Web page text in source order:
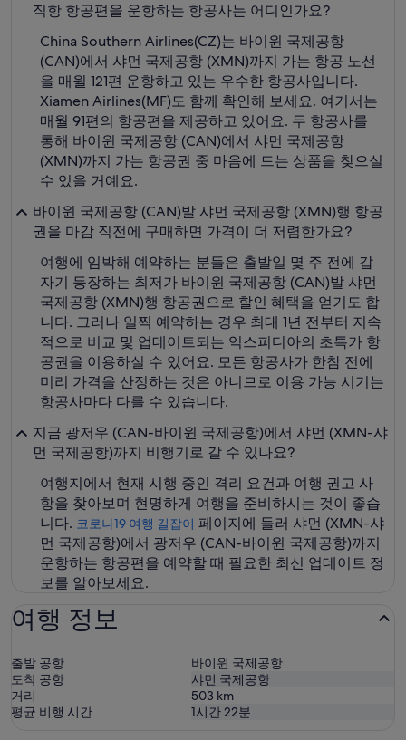
직항 항공편을 운항하는 항공사는 어디인가요?
China Southern Airlines(CZ)는 바이윈 국제공항
(CAN)에서 샤먼 국제공항 (XMN)까지 가는 항공 노선
을 매월 121편 운항하고 있는 우수한 항공사입니다.
Xiamen Airlines(MF)도 함께 확인해 보세요. 여기서는
매월 91편의 항공편을 제공하고 있어요. 두 항공사를
통해 바이윈 국제공항 (CAN)에서 샤먼 국제공항
(XMN)까지 가는 항공권 중 마음에 드는 상품을 찾으실
수 있을 거예요.
바이윈 국제공항 (CAN)발 샤먼 국제공항 (XMN)행 항공
권을 마감 직전에 구매하면 가격이 더 저렴한가요?
여행에 임박해 예약하는 분들은 출발일 몇 주 전에 갑
자기 등장하는 최저가 바이윈 국제공항 (CAN)발 샤먼
국제공항 (XMN)행 항공권으로 할인 혜택을 얻기도 합
니다. 그러나 일찍 예약하는 경우 최대 1년 전부터 지속
적으로 비교 및 업데이트되는 익스피디아의 초특가 항
공권을 이용하실 수 있어요. 모든 항공사가 한참 전에
미리 가격을 산정하는 것은 아니므로 이용 가능 시기는
항공사마다 다를 수 있습니다.
지금 광저우 (CAN-바이윈 국제공항)에서 샤먼 (XMN-샤
먼 국제공항)까지 비행기로 갈 수 있나요?
여행지에서 현재 시행 중인 격리 요건과 여행 권고 사
항을 찾아보며 현명하게 여행을 준비하시는 것이 좋습
니다. 코로나19 여행 길잡이 페이지에 들러 샤먼 (XMN-샤
먼 국제공항)에서 광저우 (CAN-바이윈 국제공항)까지
운항하는 항공편을 예약할 때 필요한 최신 업데이트 정
보를 알아보세요.
여행 정보
출발 공항
바이윈 국제공항
도착 공항
샤먼 국제공항
거리
503 km
평균 비행 시간
1시간 22분